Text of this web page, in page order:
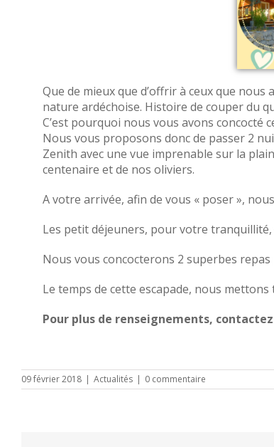
Que de mieux que d’offrir à ceux que
nature ardéchoise. Histoire de couper du
C’est pourquoi nous vous avons concocté
Nous vous proposons donc de passer 2
Zenith avec une vue imprenable sur la
centenaire et de nos oliviers.
A votre arrivée, afin de vous « poser »,
Les petit déjeuners, pour votre
Nous vous concocterons 2 superbes
Le temps de cette escapade, nous
Pour plus de renseignements,
09 février 2018 | Actualités | 0 commentaire